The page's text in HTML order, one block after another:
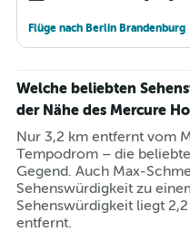
Flüge nach Berlin Brandenburg
Welche beliebten
der Nähe des Mercure
Nur 3,2 km entfernt vom
Tempodrom – die
Gegend. Auch Max-
Sehenswürdigkeit zu
Sehenswürdigkeit liegt
entfernt.